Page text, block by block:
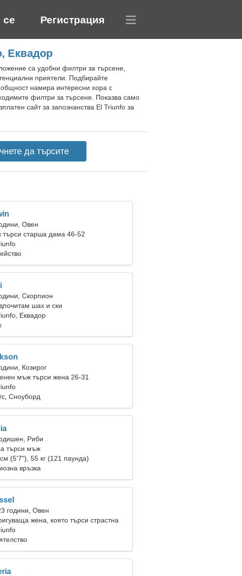
Регистрация
Еквадор
са удобни филтри за търсене,
приятели. Подбирайте
намира интересни хора с
филтри за търсене. Показва само
сайт за запознанства El Triunfo за
Овен
старша дама 46-52
Скорпион
шах и ски
Еквадор
Козирог
мъж търси жена 26-31
Сноуборд
Риби
търси мъж
(5'7"), 55 кг (121 паунда)
връзка
години, Овен
жена, която търси страстна